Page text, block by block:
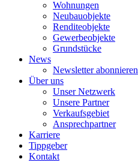
Wohnungen
Neubauobjekte
Renditeobjekte
Gewerbeobjekte
Grundstücke
News
Newsletter abonnieren
Über uns
Unser Netzwerk
Unsere Partner
Verkaufsgebiet
Ansprechpartner
Karriere
Tippgeber
Kontakt